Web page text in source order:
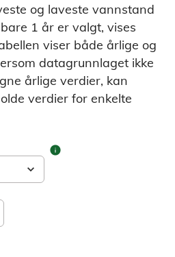
og laveste vannstand
1 år er valgt, vises
viser både årlige og
datagrunnlaget ikke
årlige verdier, kan
verdier for enkelte
info